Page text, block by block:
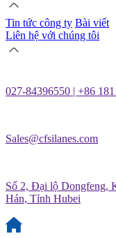
Tin tức công ty Bài viết
Liên hệ với chúng tôi
027-84396550 | +86
Sales@cfsilanes.com
Số 2, Đại lộ Dongfeng,
Hán, Tỉnh Hubei